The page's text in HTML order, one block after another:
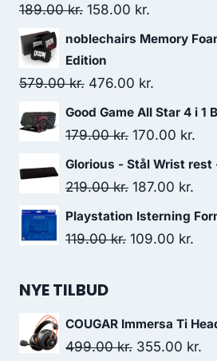
189.00kr. Original
price
was:
189.00 kr..
158.00 kr.
price
158.00 kr..
noblechairs Memory
Edition
579.00kr. Original
price
was:
579.00 kr..
476.00 kr.
price
is:
Good Game All Star 4 i 1
179.00kr. Original
price
was:
170.00 kr.
Glorious - Stål Wrist rest
219.00kr. Original
price
was:
187.00 kr.
Playstation Isterning
119.00kr. Original
109.00 kr.
NYE TILBUD
COUGAR Immersa Ti
499.00kr. Original
355.00 kr.